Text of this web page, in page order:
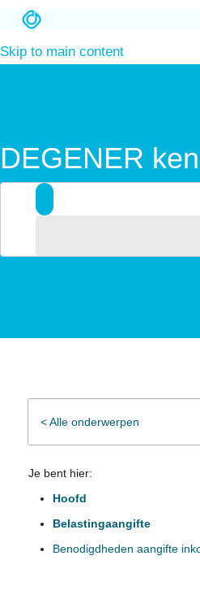
Skip
main
Skip to main content
DEGENER
< Alle onderwerpen
Je bent hier:
Hoofd
Belastingaangifte
Benodigdheden aangifte